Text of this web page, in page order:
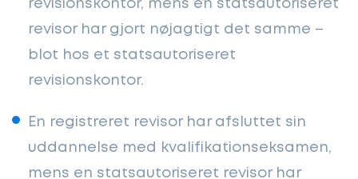
revisionskontor, mens en statsautoriseret
revisor har gjort nøjagtigt det samme –
blot hos et statsautoriseret
revisionskontor.
En registreret revisor har afsluttet sin
uddannelse med kvalifikationseksamen,
mens en statsautoriseret revisor har